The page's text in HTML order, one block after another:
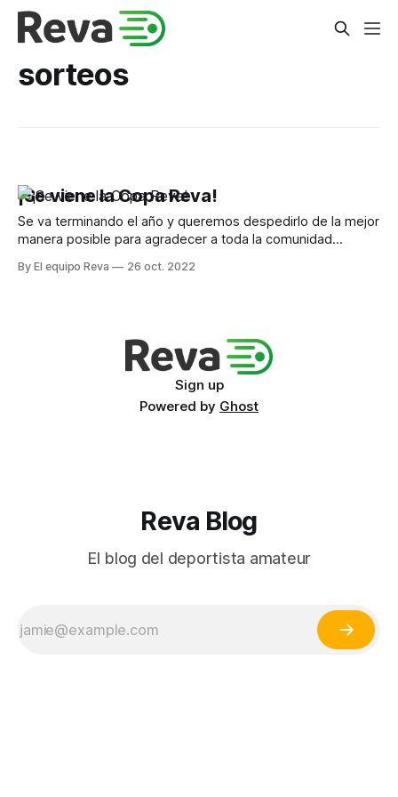
sorteos
¡Se viene la Copa Reva!
Se va terminando el año y queremos despedirlo de la mejor
manera posible para agradecer a toda la comunidad
con la Copa Reva, un torneo que tiene como premio algo
By El equipo Reva 26 oct. 2022
Sign up
Powered by Ghost
Reva Blog
El blog del deportista amateur